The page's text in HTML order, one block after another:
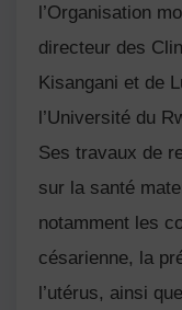
l’Organisation
directeur des
Kisangani et de
l’Université du
Ses travaux de
sur la santé
notamment les
césarienne, la
l’utérus, ainsi